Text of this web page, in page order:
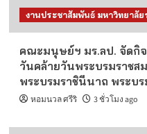
งานประชาสัมพันธ์ มหาวิทยาลัย
คณะมนุษย์ฯ มร.ลป. จัดกิ
วันคล้ายวันพระบรมราชส
พระบรมราชินีนาถ พระบ
หอมนวล ศรีริ 3 ชั่วโมง ago